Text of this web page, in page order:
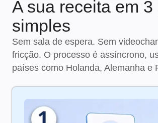
A sua receita em 3
simples
Sem sala de espera. Sem
fricção. O processo é assíncrono,
países como Holanda, Alemanha e